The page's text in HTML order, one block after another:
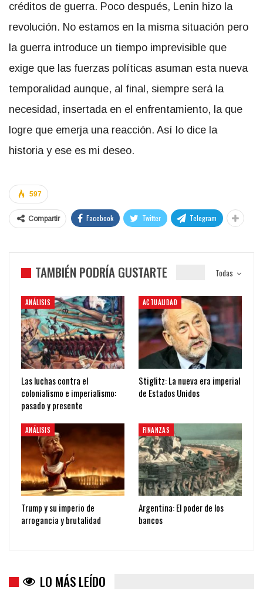
créditos de guerra. Poco después, Lenin hizo la
revolución. No estamos en la misma situación pero
la guerra introduce un tiempo imprevisible que
exige que las fuerzas políticas asuman esta nueva
temporalidad aunque, al final, siempre será la
necesidad, insertada en el enfrentamiento, la que
logre que emerja una reacción. Así lo dice la
historia y ese es mi deseo.
597
Compartir Facebook Twitter Telegram
Todas
TAMBIÉN PODRÍA GUSTARTE
ANÁLISIS
Las luchas contra el
colonialismo e imperialismo:
pasado y presente
ACTUALIDAD
Stiglitz: La nueva era imperial
de Estados Unidos
ANÁLISIS
Trump y su imperio de
arrogancia y brutalidad
FINANZAS
Argentina: El poder de los
bancos
LO MÁS LEÍDO